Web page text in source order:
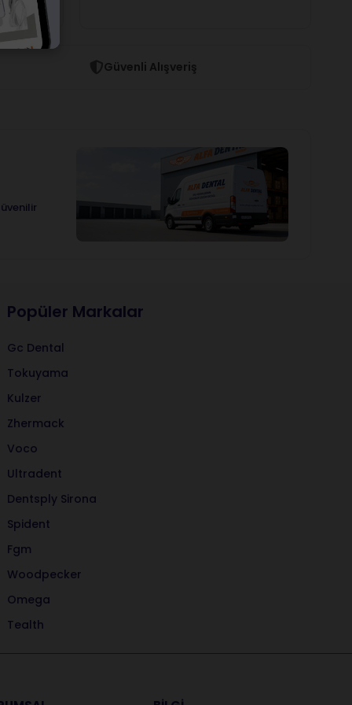
Güvenli Alışveriş
Popüler Markalar
Gc Dental
Tokuyama
Kulzer
Zhermack
Voco
Ultradent
Dentsply Sirona
Spident
Fgm
Woodpecker
Omega
Tealth